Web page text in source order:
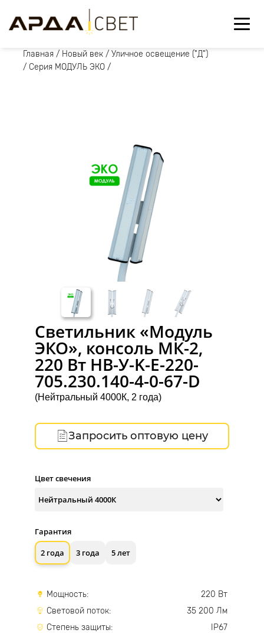
Главная / Новый век / Уличное освещение ("Д")
/ Серия МОДУЛЬ ЭКО /
Светильник «Модуль
ЭКО», консоль МК-2,
220 Вт НВ-У-K-Е-220-
705.230.140-4-0-67-D
(Нейтральный 4000К, 2 года)
Запросить оптовую цену
Цвет свечения
Гарантия
2 года
3 года 5 лет
Мощность:
220 Вт
Световой поток:
35 200 Лм
Степень защиты:
IP67